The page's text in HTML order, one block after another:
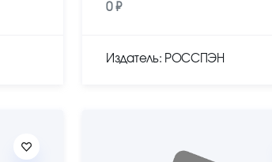
0 ₽
Издатель: РОССПЭН